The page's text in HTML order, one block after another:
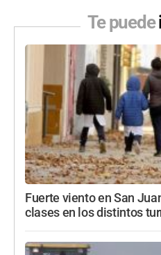
Te puede
Fuerte viento en San
clases en los distintos